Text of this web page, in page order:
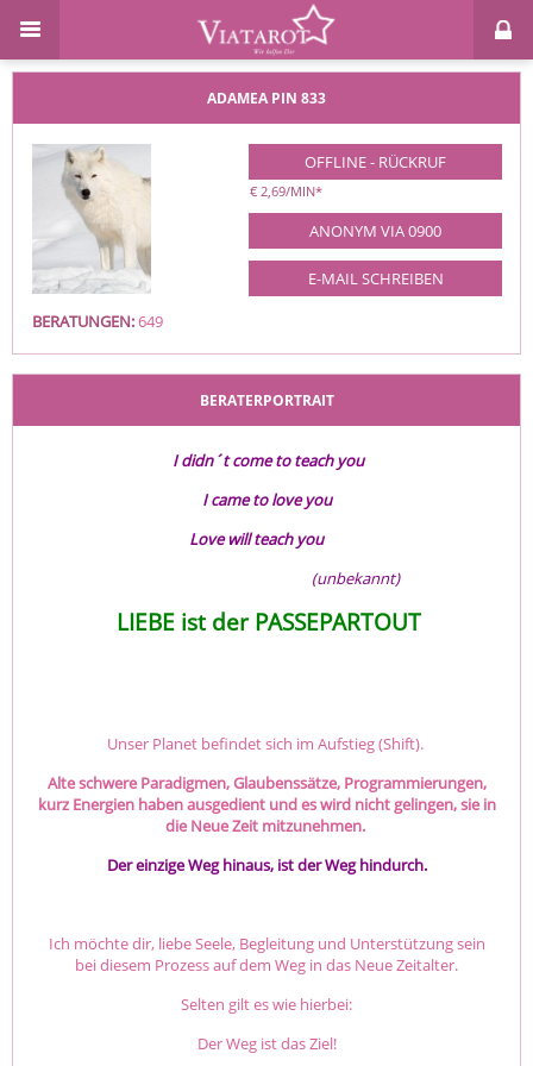
BERATUNGEN:649
ADAMEA PIN 833
OFFLINE - RÜCKRUF
€ 2,69/MIN*
ANONYM VIA 0900
E-MAIL SCHREIBEN
BERATERPORTRAIT
I didn´t come to teach you
I came to love you
Love will teach you
(unbekannt)
LIEBE ist der PASSEPARTOUT
Unser Planet befindet sich im Aufstieg (Shift).
Alte schwere Paradigmen, Glaubenssätze, Programmierungen,
kurz Energien haben ausgedient und es wird nicht gelingen, sie in
die Neue Zeit mitzunehmen.
Der einzige Weg hinaus, ist der Weg hindurch.
Ich möchte dir, liebe Seele, Begleitung und Unterstützung sein
bei diesem Prozess auf dem Weg in das Neue Zeitalter.
Selten gilt es wie hierbei:
Der Weg ist das Ziel!